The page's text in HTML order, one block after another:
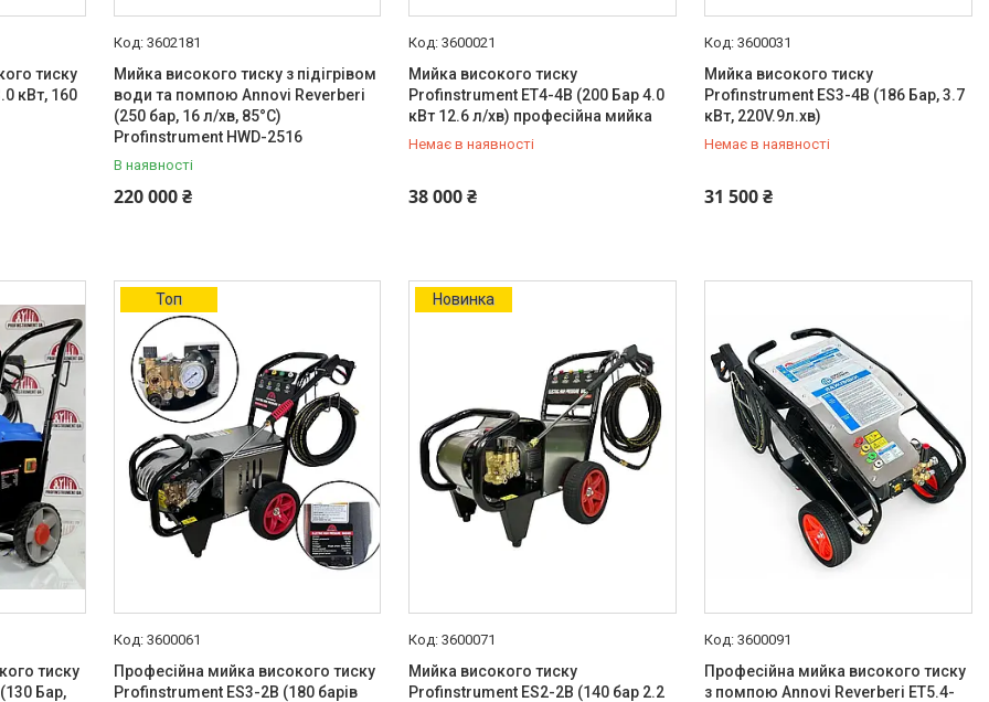
тиску
кВт, 160
3602181
Мийка високого тиску з підігрівом
води та помпою Annovi Reverberi
(250 бар, 16 л/хв, 85°C)
Profinstrument HWD-2516
В наявності
220 000 ₴
3600021
Мийка високого тиску
Profinstrument ET4-4B (200 Бар 4.0
кВт 12.6 л/хв) професійна мийка
Немає в наявності
38 000 ₴
+380 (66) 933-92-56
3600031
Мийка високого тиску
Profinstrument ES3-4B (186 Бар, 3.7
кВт, 220V.9л.хв)
Немає в наявності
31 500 ₴
+380 (66) 933-92-56
тиску
Бар,
Топ
3600061
Професійна мийка високого тиску
Profinstrument ES3-2B (180 барів
Новинка
3600071
Мийка високого тиску
Profinstrument ES2-2B (140 бар 2.2
3600091
Професійна мийка високого тиску
з помпою Annovi Reverberi ET5.4-